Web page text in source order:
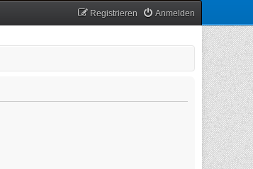
Anmelden
Registrieren